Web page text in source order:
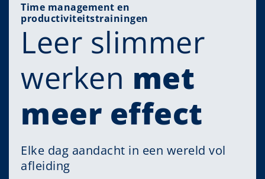
Time management en
productiviteitstrainingen
Leer slimmer
werken met
meer effect
Elke dag aandacht in een wereld vol
afleiding